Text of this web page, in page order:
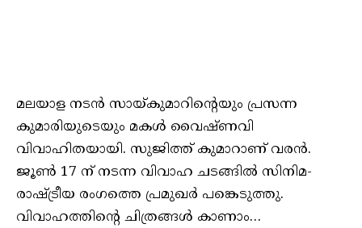
മലയാള നടൻ സായ്കുമാറിന്റെയും പ്രസന്ന
കുമാരിയുടെയും മകൾ വൈഷ്ണവി
വിവാഹിതയായി. സുജിത്ത് കുമാറാണ് വരൻ.
ജൂൺ 17 ന് നടന്ന വിവാഹ ചടങ്ങിൽ സിനിമ-
രാഷ്ട്രീയ രംഗത്തെ പ്രമുഖർ പങ്കെടുത്തു.
വിവാഹത്തിന്റെ ചിത്രങ്ങൾ കാണാം…